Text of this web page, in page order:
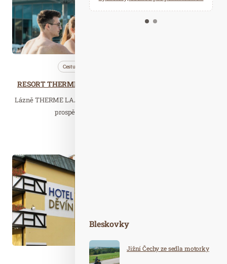
Kalendář událostí
Odebírejte náš newsletter
Cestujeme
Lázně THERME LAA mají co nabídnout: příjemně teplou a zdraví
prospěšnou termální vodu v denních…
Lázně Wellness…
Bleskovky
Jižní Čechy ze sedla motorky